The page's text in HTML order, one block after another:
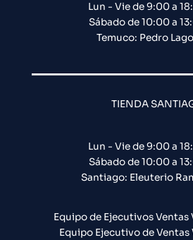
Lun - Vie de 9:00 a
Sábado de 10:00 a
Temuco: Pedro
TIENDA
Lun - Vie de 9:00 a
Sábado de 10:00 a
Santiago: Eleuterio
Equipo de Ejecutivos
Equipo Ejecutivo de Ventas